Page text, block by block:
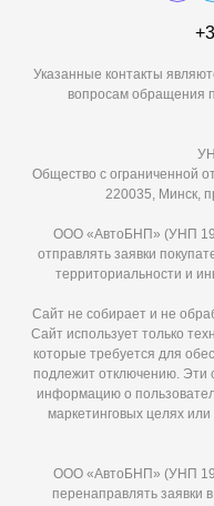
Указанные контакты
вопросам обращения
Общество с ограниченной
220035, Минск,
ООО «АвтоБНП» (УНП
отправлять заявки
территориальности и
Сайт не собирает и не
Сайт использует только
которые требуется для
подлежит отключению. Эти
информацию о
маркетинговых целях
ООО «АвтоБНП» (УНП
перенаправлять заявки